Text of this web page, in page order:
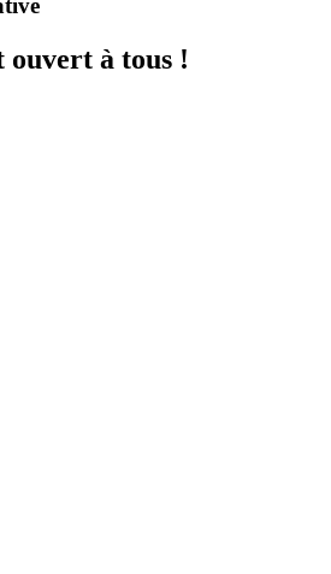
à tous !